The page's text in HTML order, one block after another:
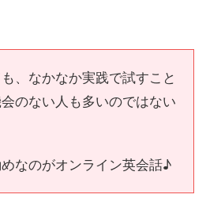
、なかなか実践で試すこと
のない人も多いのではない
なのがオンライン英会話♪